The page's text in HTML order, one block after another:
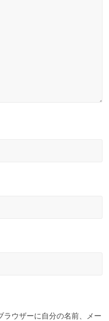
ラウザーに自分の名前、メー